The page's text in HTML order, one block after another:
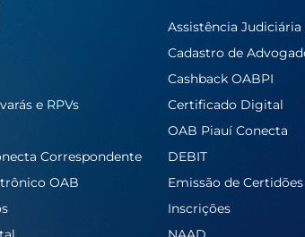
Assistência Judiciária
Cadastro de
Cashback OABPI
e RPVs
Certificado Digital
OAB Piauí Conecta
Correspondente
DEBIT
OAB
Emissão de Certidões
Inscrições